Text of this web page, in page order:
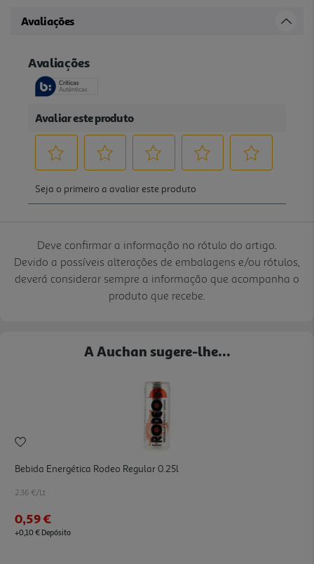
Avaliações
Deve confirmar a informação no rótulo do artigo.
Devido a possíveis alterações de embalagens e/ou rótulos,
deverá considerar sempre a informação que acompanha o
produto que recebe.
A Auchan sugere-lhe...
Bebida Energética Rodeo Regular 0.25l
2.36 €/Lt
0,59 €
+0,10 € Depósito